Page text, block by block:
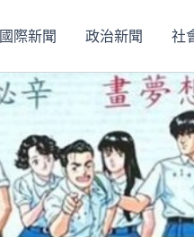
國際新聞 政治新聞 社